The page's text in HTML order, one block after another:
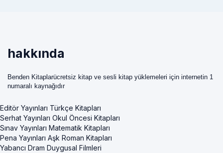
hakkında
Benden Kitaplarücretsiz kitap ve sesli kitap yüklemeleri için internetin 1
numaralı kaynağıdır
Editör Yayınları Türkçe Kitapları
Serhat Yayınları Okul Öncesi Kitapları
Sınav Yayınları Matematik Kitapları
Pena Yayınları Aşk Roman Kitapları
Yabancı Dram Duygusal Filmleri